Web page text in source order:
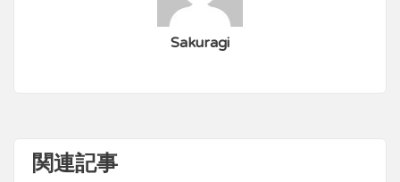
Sakuragi
関連記事